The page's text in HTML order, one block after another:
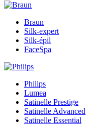
Braun
Silk-expert
Silk-épil
FaceSpa
Philips
Lumea
Satinelle Prestige
Satinelle Advanced
Satinelle Essential